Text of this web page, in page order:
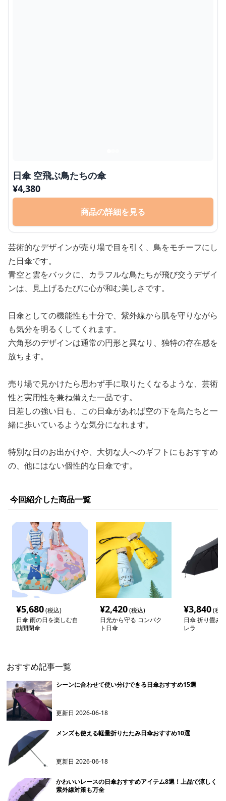
日傘 空飛ぶ鳥たちの傘
¥4,380
商品の詳細を見る
芸術的なデザインが売り場で目を引く、鳥をモチーフにし
た日傘です。
青空と雲をバックに、カラフルな鳥たちが飛び交うデザイ
ンは、見上げるたびに心が和む美しさです。
日傘としての機能性も十分で、紫外線から肌を守りながら
も気分を明るくしてくれます。
六角形のデザインは通常の円形と異なり、独特の存在感を
放ちます。
売り場で見かけたら思わず手に取りたくなるような、芸術
性と実用性を兼ね備えた一品です。
日差しの強い日も、この日傘があれば空の下を鳥たちと一
緒に歩いているような気分になれます。
特別な日のお出かけや、大切な人へのギフトにもおすすめ
の、他にはない個性的な日傘です。
今回紹介した商品一覧
¥5,680(税込)
日傘 雨の日を楽しむ自
動開閉傘
¥2,420(税込)
日光から守る コンパク
ト日傘
¥3,840(税
日傘 折り畳み
レラ
おすすめ記事一覧
シーンに合わせて使い分けできる日傘おすすめ15選
更新日2026-06-18
メンズも使える軽量折りたたみ日傘おすすめ10選
更新日2026-06-18
かわいいレースの日傘おすすめアイテム8選！上品で涼しく
紫外線対策も万全